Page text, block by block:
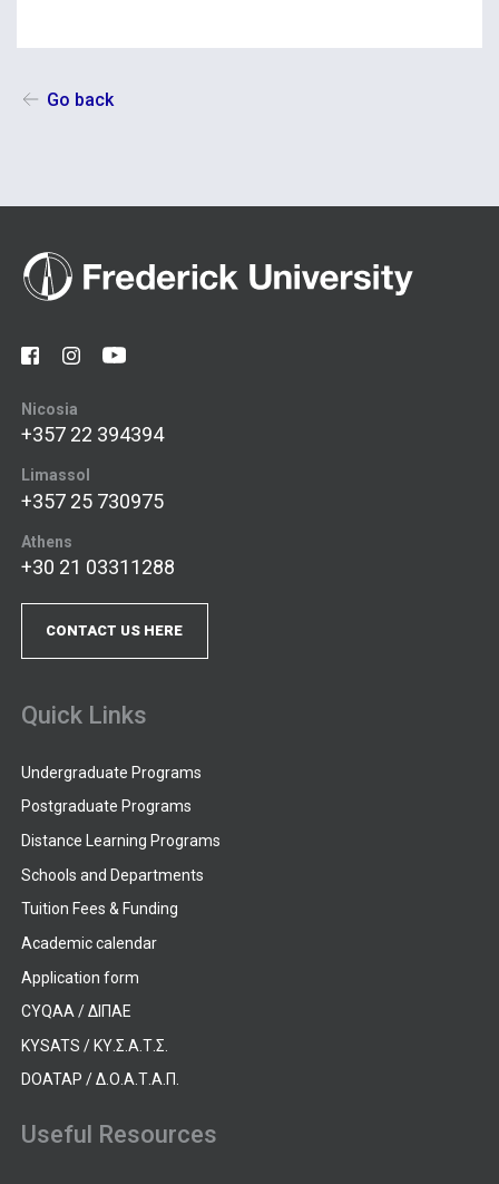
Go back
Nicosia
+357 22 394394
Limassol
+357 25 730975
Athens
+30 21 03311288
CONTACT US HERE
Quick Links
Undergraduate Programs
Postgraduate Programs
Distance Learning Programs
Schools and Departments
Tuition Fees & Funding
Academic calendar
Application form
CYQAA / ΔΙΠΑΕ
KYSATS / ΚΥ.Σ.Α.Τ.Σ.
DOATAP / Δ.Ο.Α.Τ.Α.Π.
Useful Resources